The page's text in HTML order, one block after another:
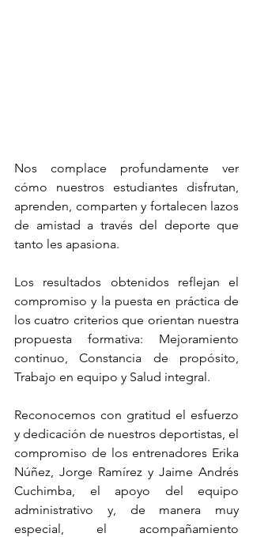
Nos complace profundamente ver
cómo nuestros estudiantes disfrutan,
aprenden, comparten y fortalecen lazos
de amistad a través del deporte que
tanto les apasiona.
Los resultados obtenidos reflejan el
compromiso y la puesta en práctica de
los cuatro criterios que orientan nuestra
propuesta formativa: Mejoramiento
continuo, Constancia de propósito,
Trabajo en equipo y Salud integral.
Reconocemos con gratitud el esfuerzo
y dedicación de nuestros deportistas, el
compromiso de los entrenadores Erika
Núñez, Jorge Ramírez y Jaime Andrés
Cuchimba, el apoyo del equipo
administrativo y, de manera muy
especial, el acompañamiento